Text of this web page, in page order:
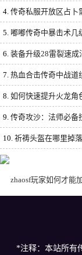
4. 传奇私服开放区占卜
5. 嘟嘟传奇中暴击术几
6. 装备升级28雷裂速成
7. 热血合击传奇中战道
8. 如何快速提升火龙角
9. 传奇攻沙：法师必备
10. 祈祷头盔在哪里掉落
zhaosf玩家如何才能
*注释：本站所有